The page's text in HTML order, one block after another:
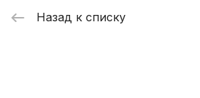
Назад к списку